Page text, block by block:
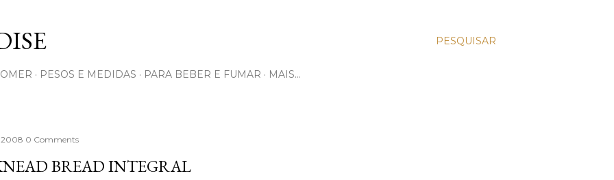
PESQUISAR
PESOS E MEDIDAS PARA BEBER E FUMAR MAIS…
2008 0 Comments
BREAD INTEGRAL